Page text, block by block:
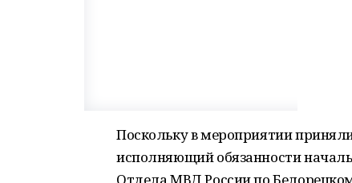
Поскольку в мероприятии
исполняющий обязанности